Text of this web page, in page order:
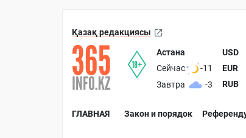
Қазақ редакциясы
Астана
Сейчас
-11
Завтра
-3
USD
EUR
RUB
ГЛАВНАЯ Закон и порядок